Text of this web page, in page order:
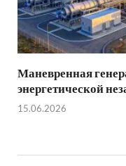
Маневренная
энергетической
15.06.2026